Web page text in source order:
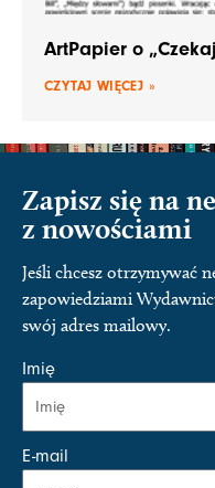
ArtPapier o
CZYTAJ WIĘCEJ »
Zapisz się na
z nowościami
Jeśli chcesz otrzymywać
zapowiedziami
swój adres mailowy.
Imię
E-mail